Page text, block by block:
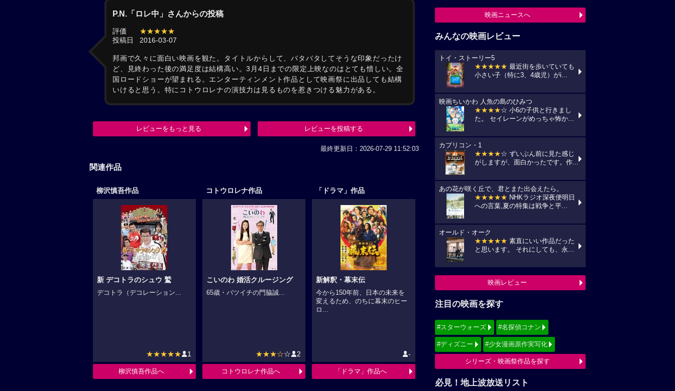
P.N.「ロレ中」さんからの投稿
評価
★★★★★
投稿日
2016-03-07
邦画で久々に面白い映画を観た。タイトルからして、バタバタしてそうな印象だったけ
ど、見終わった後の満足度は結構高い。3月4日までの限定上映なのはとても惜しい。全
国ロードショーが望まれる。エンターティンメント作品として映画祭に出品しても結構
いけると思う。特にコトウロレナの演技力は見るものを惹きつける魅力がある。
レビューをもっと見る レビューを投稿する
最終更新日：2026-07-29 11:52:03
関連作品
柳沢慎吾作品
新 デコトラのシュウ 鷲
デコトラ（デコレーション...
★★★★★ 1
柳沢慎吾作品へ
コトウロレナ作品
こいのわ 婚活クルージング
65歳・バツイチの門脇誠...
★★★☆☆ 2
コトウロレナ作品へ
「ドラマ」作品
新解釈・幕末伝
今から150年前、日本の未来を
変えるため、のちに幕末のヒー
ロ...
-
「ドラマ」作品へ
映画ニュースへ
みんなの映画レビュー
トイ・ストーリー5
★★★★★ 最近街を歩いていても
小さい子（特に3、4歳児）がi...
映画ちいかわ 人魚の島のひみつ
★★★★☆ 小6の子供と行きまし
た。 セイレーンがめっちゃ怖か...
カプリコン・1
★★★★☆ ずいぶん前に見た感じ
がしますが、面白かったです。作...
あの花が咲く丘で、君とまた出会えたら。
★★★★★ NHKラジオ深夜便明日
への言葉,夏の特集は戦争と平...
オールド・オーク
★★★★★ 素直にいい作品だった
と思います。 それにしても、永...
映画レビュー
注目の映画を探す
#スターウォーズ #名探偵コナン
#ディズニー #少女漫画原作実写化
シリーズ・映画祭作品を探す
必見！地上波放送リスト